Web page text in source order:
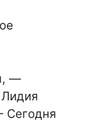
—
Сегодня